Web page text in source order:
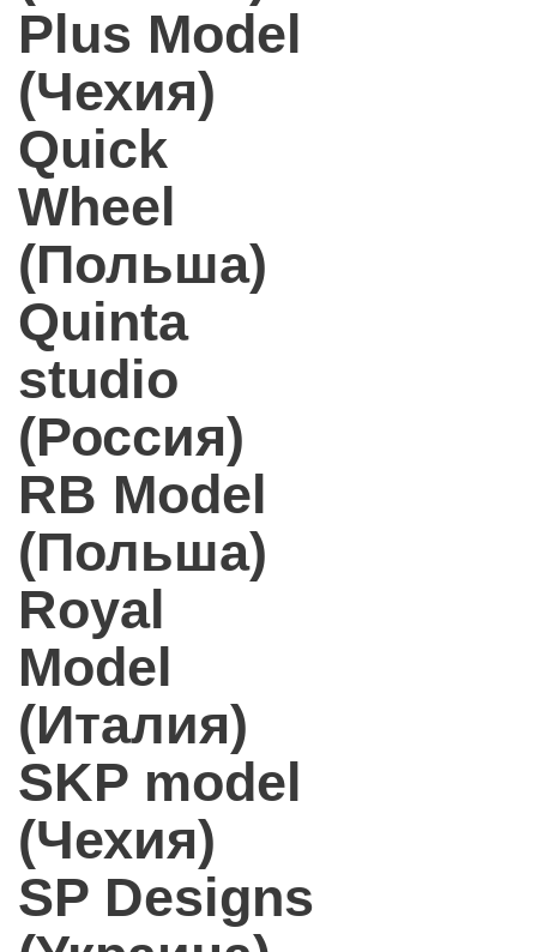
Plus Model
(Чехия)
Quick
Wheel
(Польша)
Quinta
studio
(Россия)
RB Model
(Польша)
Royal
Model
(Италия)
SKP model
(Чехия)
SP Designs